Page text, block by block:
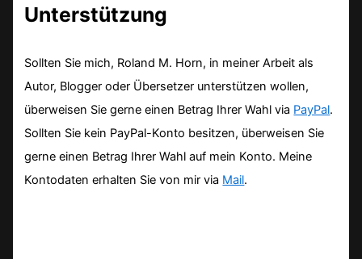
Unterstützung
Sollten Sie mich, Roland M. Horn, in meiner Arbeit als
Autor, Blogger oder Übersetzer unterstützen wollen,
überweisen Sie gerne einen Betrag Ihrer Wahl via PayPal.
Sollten Sie kein PayPal-Konto besitzen, überweisen Sie
gerne einen Betrag Ihrer Wahl auf mein Konto. Meine
Kontodaten erhalten Sie von mir via Mail.